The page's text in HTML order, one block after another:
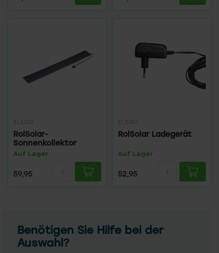
ELERO
RolSolar-
Sonnenkollektor
Auf Lager
59,95
ELERO
RolSolar Ladegerät
Auf Lager
52,95
Benötigen Sie Hilfe bei der
Auswahl?